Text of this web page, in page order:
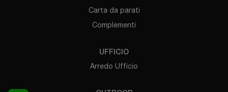
Carta da parati
Complementi
UFFICIO
Arredo Ufficio